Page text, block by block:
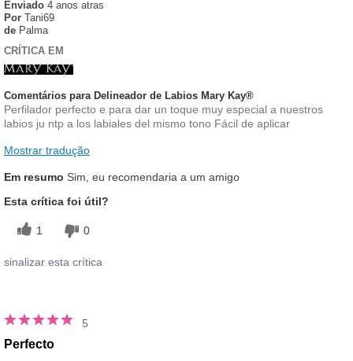
Enviado 4 anos atras
Por Tani69
de Palma
CRÍTICA EM
Comentários para Delineador de Labios Mary Kay®
Perfilador perfecto e para dar un toque muy especial a nuestros
labios ju ntp a los labiales del mismo tono Fácil de aplicar
Mostrar tradução
Em resumo Sim, eu recomendaria a um amigo
Esta crítica foi útil?
1 0
sinalizar esta crítica
5
Perfecto